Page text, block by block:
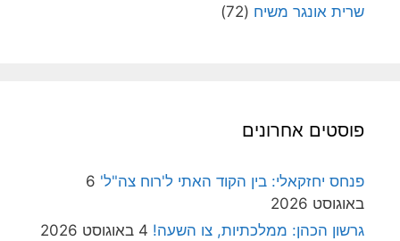
שרית אונגר משיח (72)
פוסטים אחרונים
פנחס יחזקאלי: בין הקוד האתי ל'רוח צה"ל' 6
באוגוסט 2026
גרשון הכהן: ממלכתיות, צו השעה! 4 באוגוסט 2026